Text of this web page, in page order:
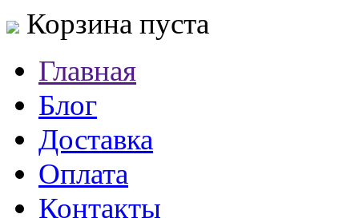
Корзина пуста
Главная
Блог
Доставка
Оплата
Контакты